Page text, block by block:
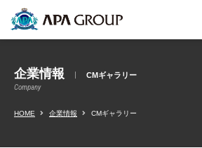
企業情報 CMギャラリー
Company
HOME 企業情報 CMギャラリー